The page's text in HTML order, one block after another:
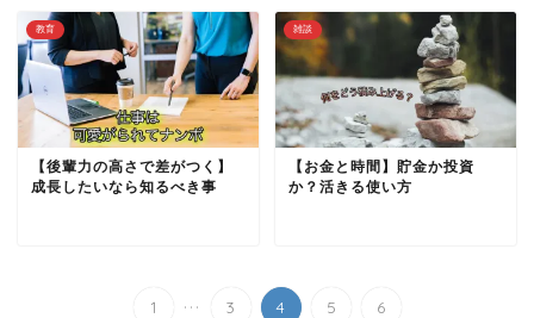
教育
【後輩力の高さで差がつく】
成長したいなら知るべき事
雑談
【お金と時間】貯金か投資
か？活きる使い方
1 ... 3 4 5 6